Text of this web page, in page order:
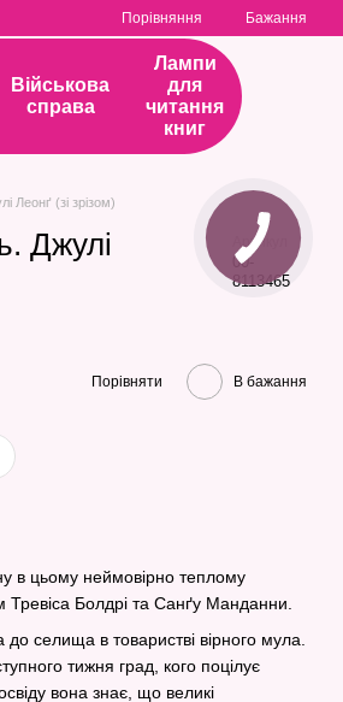
Порівняння Бажання
Військова
справа
Лампи
для
читання
книг
Леонґ (зі зрізом)
Джулі
Артикул
00-
8113465
Порівняти В бажання
в цьому неймовірно теплому
Болдрі та Санґу Манданни.
селища в товаристві вірного мула.
тижня град, кого поцілує
вона знає, що великі